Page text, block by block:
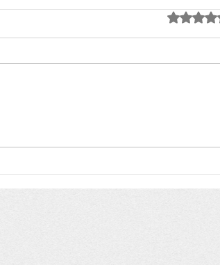
Ekolojik Bir Mirasın
5